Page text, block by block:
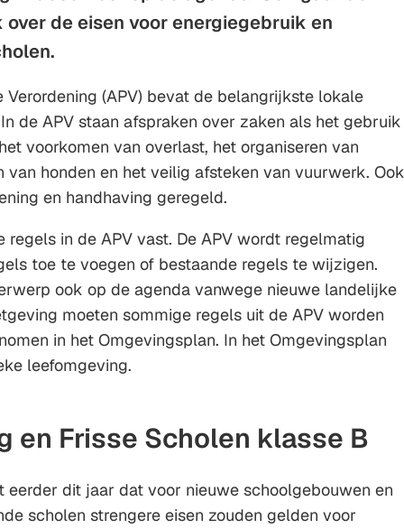
de eisen voor energiegebruik en
Verordening (APV) bevat de belangrijkste lokale
de APV staan afspraken over zaken als het gebruik
voorkomen van overlast, het organiseren van
van honden en het veilig afsteken van vuurwerk. Ook
en handhaving geregeld.
regels in de APV vast. De APV wordt regelmatig
toe te voegen of bestaande regels te wijzigen.
ook op de agenda vanwege nieuwe landelijke
moeten sommige regels uit de APV worden
in het Omgevingsplan. In het Omgevingsplan
leefomgeving.
en Frisse Scholen klasse B
eerder dit jaar dat voor nieuwe schoolgebouwen en
scholen strengere eisen zouden gelden voor